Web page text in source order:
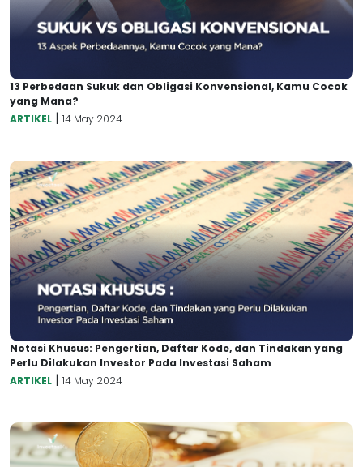
13 Perbedaan Sukuk dan Obligasi Konvensional, Kamu Cocok
yang Mana?
ARTIKEL | 14 May 2024
Notasi Khusus: Pengertian, Daftar Kode, dan Tindakan yang
Perlu Dilakukan Investor Pada Investasi Saham
ARTIKEL | 14 May 2024